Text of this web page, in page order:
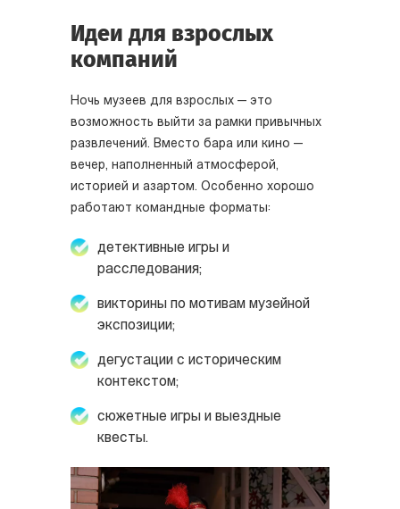
Идеи для взрослых
компаний
Ночь музеев для взрослых — это
возможность выйти за рамки привычных
развлечений. Вместо бара или кино —
вечер, наполненный атмосферой,
историей и азартом. Особенно хорошо
работают командные форматы:
детективные игры и
расследования;
викторины по мотивам музейной
экспозиции;
дегустации с историческим
контекстом;
сюжетные игры и выездные
квесты.